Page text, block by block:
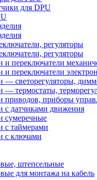
для DPU
регуляторы
регуляторы
и переключатели
и переключатели
— светорегуляторы,
— термостаты,
приводов, приборы
с датчиками движения
сумеречные
с таймерами
с ключами
штепсельные
для монтажа на кабель